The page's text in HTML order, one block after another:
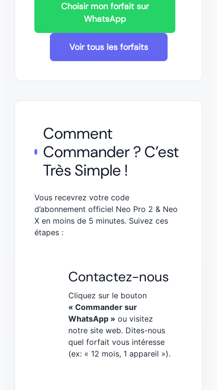
Choisir mon forfait sur
WhatsApp
Voir tous les forfaits
Comment
Commander ? C’est
Très Simple !
Vous recevrez votre code
d’abonnement officiel Neo Pro 2 & Neo
X en moins de 5 minutes. Suivez ces
étapes :
Contactez-nous
Cliquez sur le bouton
« Commander sur
WhatsApp » ou visitez
notre site web. Dites-nous
quel forfait vous intéresse
(ex: « 12 mois, 1 appareil »).